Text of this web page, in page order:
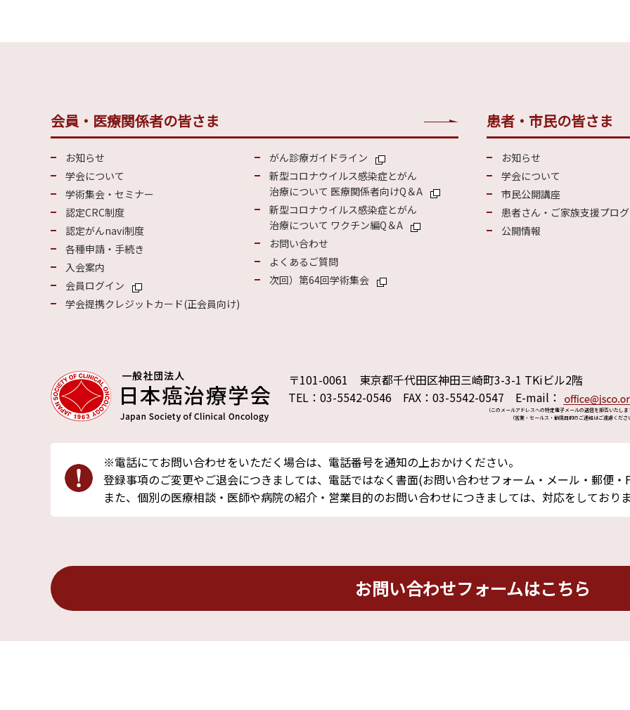
会員・医療関係者の皆さま
お知らせ
学会について
学術集会・セミナー
認定CRC制度
認定がんnavi制度
各種申請・手続き
入会案内
会員ログイン
学会提携クレジットカード(正会員向け)
がん診療ガイドライン
新型コロナウイルス感染症とがん
治療について 医療関係者向けQ＆A
新型コロナウイルス感染症とがん
治療について ワクチン編Q＆A
お問い合わせ
よくあるご質問
次回）第64回学術集会
患者・市民の皆さま
お知らせ
学会について
市民公開講座
患者さん・ご家族支援プロ
公開情報
〒101-0061 東京都千代田区神田三崎町3-3-1 TKiビル2階
TEL：03-5542-0546 FAX：03-5542-0547 E-mail：
（このメールアドレスへの特定電子メールの送信を拒否いたしま
（営業・セールス・勧誘目的のご連絡はご遠慮くださ
※電話にてお問い合わせをいただく場合は、電話番号を通知の上おかけください。
登録事項のご変更やご退会につきましては、電話ではなく書面(お問い合わせフォーム・メール・郵便・
また、個別の医療相談・医師や病院の紹介・営業目的のお問い合わせにつきましては、対応をしており
お問い合わせフォームはこちら